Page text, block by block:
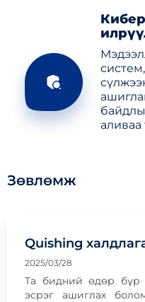
аливаа
Зөвлөмж
Quishing
2025/03/28
Та бидний өдөр бүр
эсрэг ашиглах